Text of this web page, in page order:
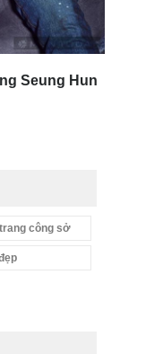
Seung Hun
công sở